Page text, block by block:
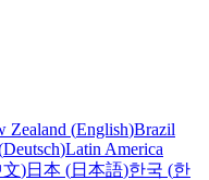
Zealand (English)Brazil
Deutsch)Latin America
)日本 (日本語)한국 (한